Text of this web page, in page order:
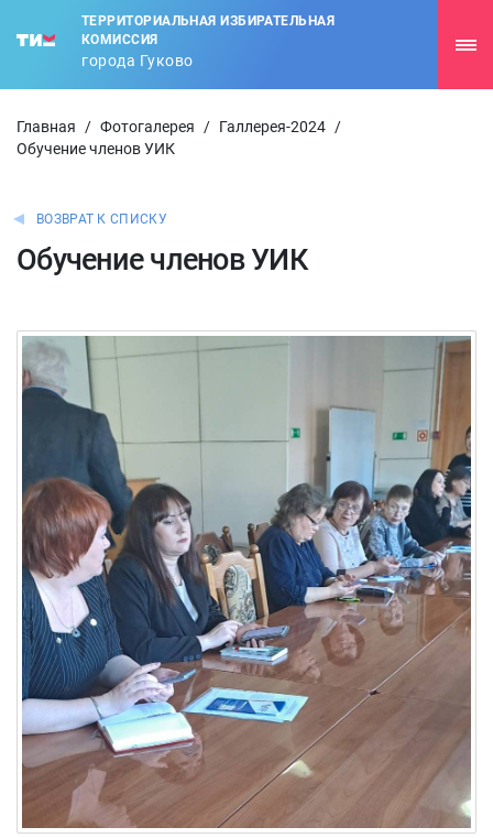
ТЕРРИТОРИАЛЬНАЯ ИЗБИРАТЕЛЬНАЯ
КОМИССИЯ
города Гуково
Главная / Фотогалерея / Галлерея-2024 /
Обучение членов УИК
ВОЗВРАТ К СПИСКУ
Обучение членов УИК